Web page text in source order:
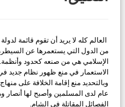
العالم كله لا يريد أن تقوم قائمة
من الدول التي يستعمرها عن
الإسلامي هي من صنعه كحدود
الاستعمار في منع ظهور نظام جديد
وبالتحديد منع إقامة الخلافة على
عام لدى المسلمين وأصبح لها
الفصائل المقاتلة في الشام.